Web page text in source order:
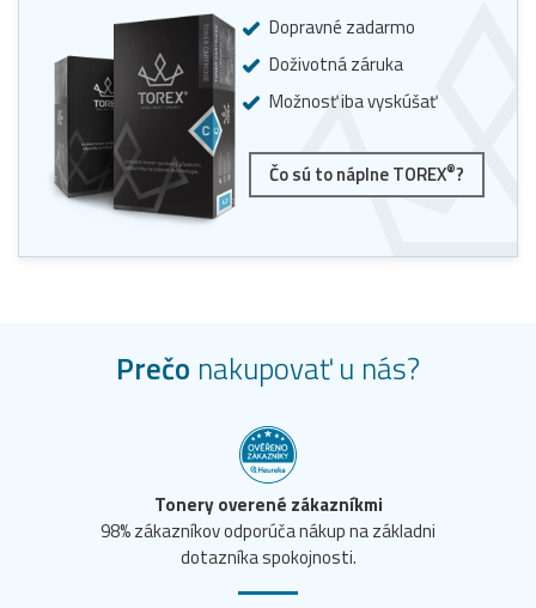
Dopravné zadarmo
Doživotná záruka
Možnosť iba vyskúšať
Čo sú to náplne TOREX®?
Prečo nakupovať u nás?
Tonery overené zákazníkmi
98% zákazníkov odporúča nákup na základni
dotazníka spokojnosti.